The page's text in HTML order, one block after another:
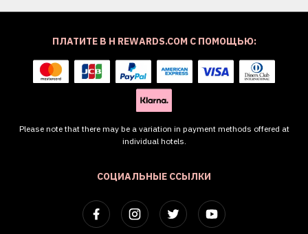
СОЦИАЛЬНЫЕ ССЫЛКИ
ПЛАТИТЕ В H REWARDS.COM С ПОМОЩЬЮ:
Please note that there may be a variation in payment methods offered at
individual hotels.